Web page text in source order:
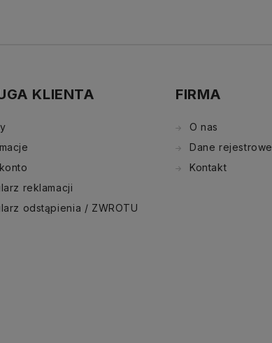
KLIENTA
reklamacji
odstąpienia / ZWROTU
FIRMA
O nas
Dane rejestrowe
Kontakt